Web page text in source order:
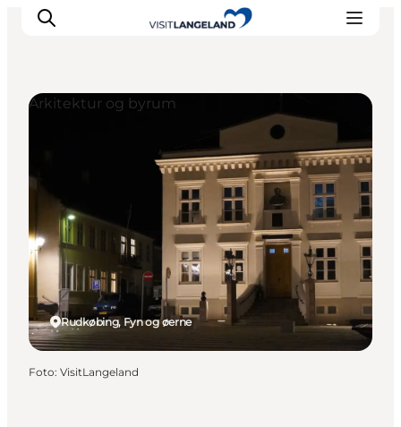
Byer og øer
Outdoor
Overnatning
Planlæg ferie
Rudkøbing, Fyn og øerne
Arkitektur og byrum
Foto: VisitLangeland